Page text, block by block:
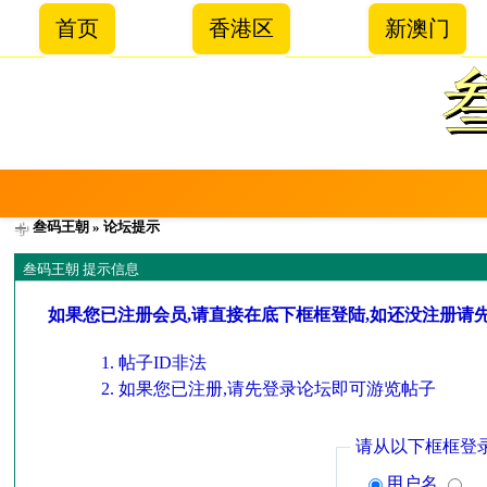
首页 香港区 新澳门
叁码王朝 » 论坛提示
叁码王朝 提示信息
如果您已注册会员,请直接在底下框框登陆,如还没注册请
帖子ID非法
如果您已注册,请先登录论坛即可游览帖子
请从以下框框登
用户名